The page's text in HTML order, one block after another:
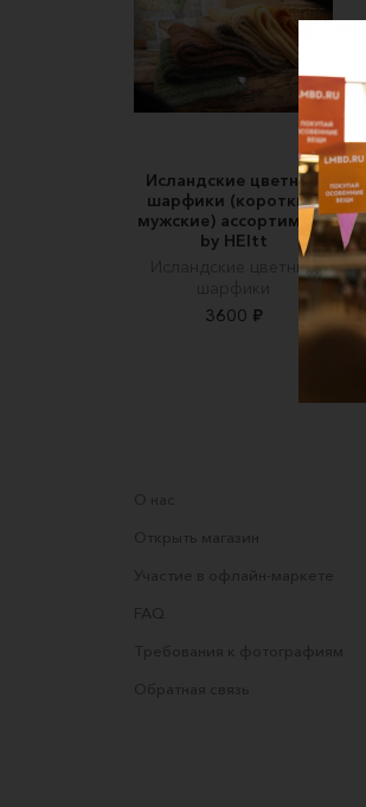
Исландские цветные
шарфики (короткие,
мужские) ассортимент
by HEItt
Исландские цветные
шарфики
3600 ₽
О нас
Открыть магазин
Участие в офлайн-маркете
FAQ
Требования к фотографиям
Обратная связь